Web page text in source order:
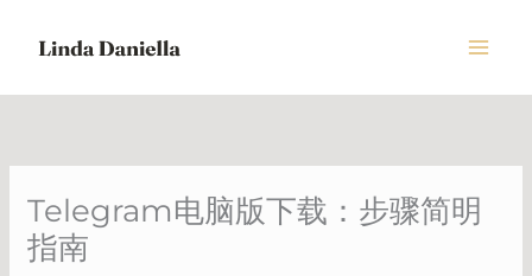
Telegram电脑版下载：步骤简明
指南